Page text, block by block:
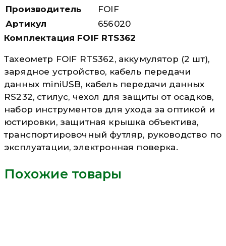
Производитель
FOIF
Артикул
656020
Комплектация FOIF RTS362
Тахеометр FOIF RTS362, аккумулятор (2 шт),
зарядное устройство, кабель передачи
данных miniUSB, кабель передачи данных
RS232, стилус, чехол для защиты от осадков,
набор инструментов для ухода за оптикой и
юстировки, защитная крышка объектива,
транспортировочный футляр, руководство по
эксплуатации, электронная поверка.
Похожие товары